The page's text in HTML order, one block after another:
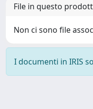
File in questo
Non ci sono file
I documenti in IRIS